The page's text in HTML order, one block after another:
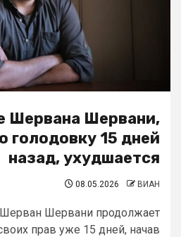
Шервана Шервани,
голодовку 15 дней
назад, ухудшается
08.05.2026 ВИАН
Шервани продолжает
прав уже 15 дней, начав